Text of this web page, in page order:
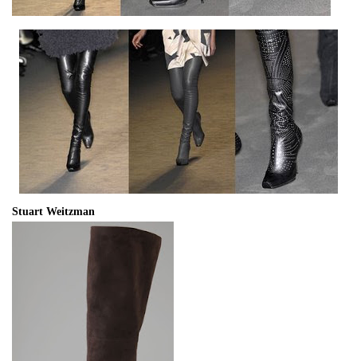
Stuart Weitzman